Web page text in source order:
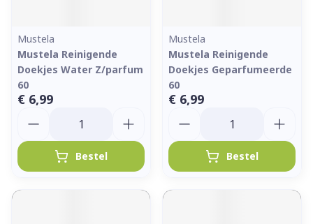
Mustela
Mustela Reinigende
Doekjes Water Z/parfum
60
€ 6,99
Bestel
Mustela
Mustela Reinigende
Doekjes Geparfumeerde
60
€ 6,99
Bestel